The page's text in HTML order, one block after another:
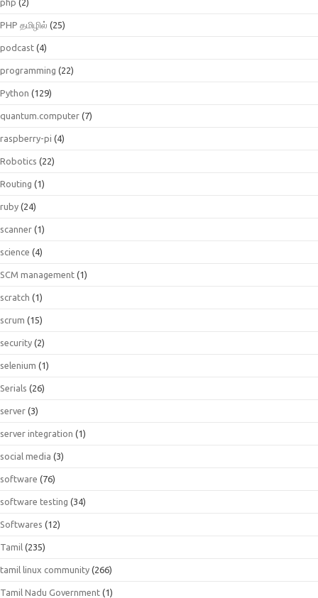
php (2)
PHP தமிழில் (25)
podcast (4)
programming (22)
Python (129)
quantum.computer (7)
raspberry-pi (4)
Robotics (22)
Routing (1)
ruby (24)
scanner (1)
science (4)
SCM management (1)
scratch (1)
scrum (15)
security (2)
selenium (1)
Serials (26)
server (3)
server integration (1)
social media (3)
software (76)
software testing (34)
Softwares (12)
Tamil (235)
tamil linux community (266)
Tamil Nadu Government (1)